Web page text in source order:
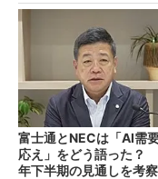
富士通とNECは「AI需
応え」をどう語った
年下半期の見通しを考察